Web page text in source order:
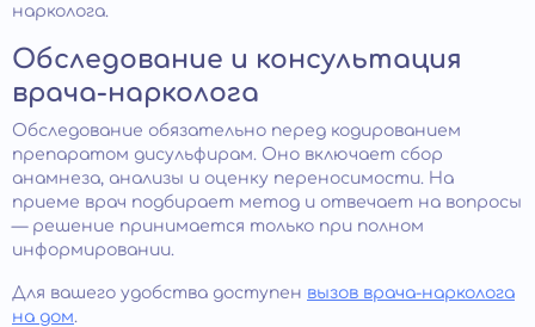
нарколога.
Обследование и консультация
врача-нарколога
Обследование обязательно перед кодированием
препаратом дисульфирам. Оно включает сбор
анамнеза, анализы и оценку переносимости. На
приеме врач подбирает метод и отвечает на вопросы
— решение принимается только при полном
информировании.
Для вашего удобства доступен вызов врача-нарколога
на дом.